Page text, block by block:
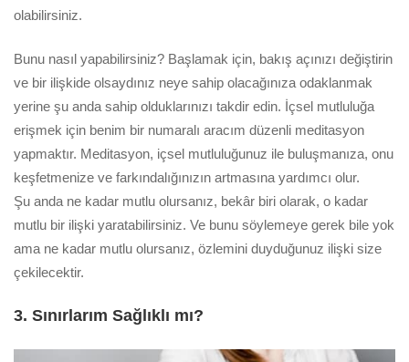
olabilirsiniz.
Bunu nasıl yapabilirsiniz? Başlamak için, bakış açınızı değiştirin
ve bir ilişkide olsaydınız neye sahip olacağınıza odaklanmak
yerine şu anda sahip olduklarınızı takdir edin. İçsel mutluluğa
erişmek için benim bir numaralı aracım düzenli meditasyon
yapmaktır. Meditasyon, içsel mutluluğunuz ile buluşmanıza, onu
keşfetmenize ve farkındalığınızın artmasına yardımcı olur.
Şu anda ne kadar mutlu olursanız, bekâr biri olarak, o kadar
mutlu bir ilişki yaratabilirsiniz. Ve bunu söylemeye gerek bile yok
ama ne kadar mutlu olursanız, özlemini duyduğunuz ilişki size
çekilecektir.
3. Sınırlarım Sağlıklı mı?